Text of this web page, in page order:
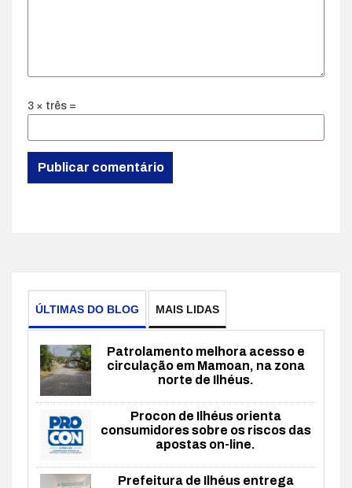
3 × três =
ÚLTIMAS DO BLOG MAIS LIDAS
Patrolamento melhora acesso e
circulação em Mamoan, na zona
norte de Ilhéus.
Procon de Ilhéus orienta
consumidores sobre os riscos das
apostas on-line.
Prefeitura de Ilhéus entrega